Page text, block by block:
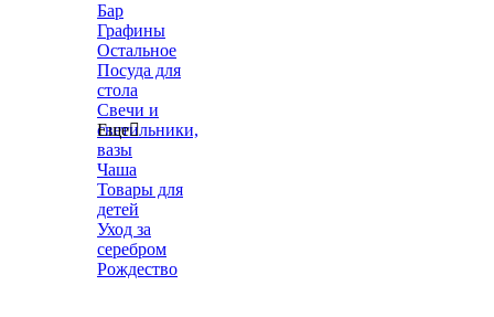
Бар
Графины
Остальное
Посуда для
стола
Свечи и
светильники,
вазы
Чаша
Товары для
детей
Уход за
серебром
Рождество
Еще